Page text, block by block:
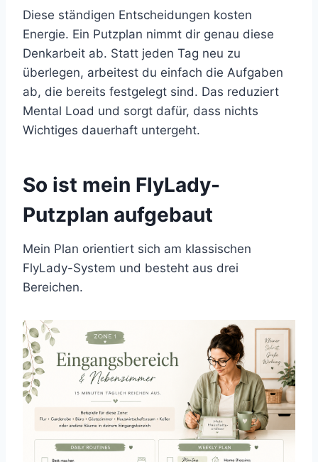
Diese ständigen Entscheidungen kosten
Energie. Ein Putzplan nimmt dir genau diese
Denkarbeit ab. Statt jeden Tag neu zu
überlegen, arbeitest du einfach die Aufgaben
ab, die bereits festgelegt sind. Das reduziert
Mental Load und sorgt dafür, dass nichts
Wichtiges dauerhaft untergeht.
So ist mein FlyLady-
Putzplan aufgebaut
Mein Plan orientiert sich am klassischen
FlyLady-System und besteht aus drei
Bereichen.